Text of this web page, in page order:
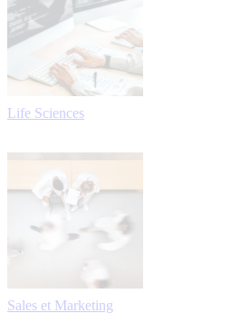
Life Sciences
Sales et Marketing